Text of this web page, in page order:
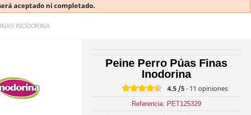
aceptado ni completado.
INODORINA
Peine Perro Púas Finas
Inodorina
4.5 /5- 11 opiniones
Referencia: PET125329